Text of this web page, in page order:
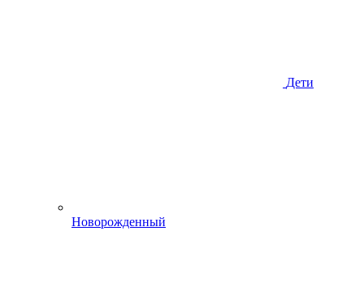
Дети
Новорожденный